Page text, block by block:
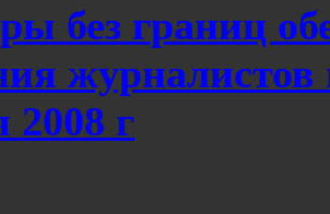
без границ
журналистов
2008 г